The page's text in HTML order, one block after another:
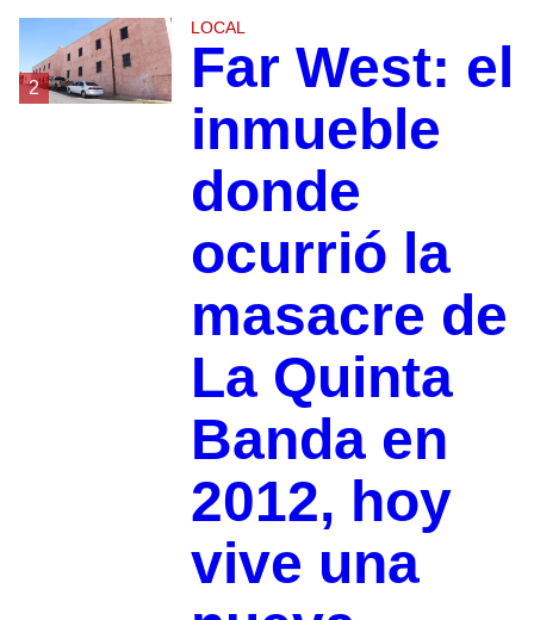
2
LOCAL
Far West: el
inmueble
donde
ocurrió la
masacre de
La Quinta
Banda en
2012, hoy
vive una